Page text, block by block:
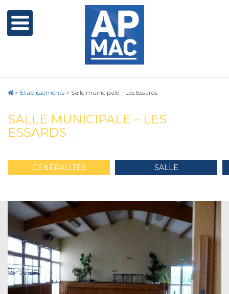
> Établissements > Salle municipale – Les Essards
SALLE MUNICIPALE – LES
ESSARDS
GÉNÉRALITÉS SALLE